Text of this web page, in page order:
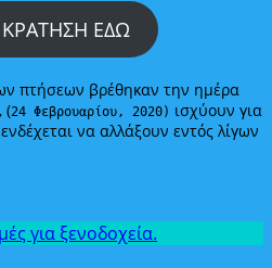
ΕΔΩ
πτήσεων βρέθηκαν την ημέρα
(24 Φεβρουαρίου, 2020) ισχύουν για
να αλλάξουν εντός λίγων